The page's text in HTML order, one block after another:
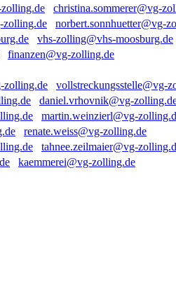
christina.sommerer@vg-
norbert.sonnhuetter@vg-
vhs-zolling@vhs-moosburg.de
finanzen@vg-zolling.de
vollstreckungsstelle@vg-
daniel.vrhovnik@vg-
martin.weinzierl@vg-
renate.weiss@vg-zolling.de
tahnee.zeilmaier@vg-
kaemmerei@vg-zolling.de